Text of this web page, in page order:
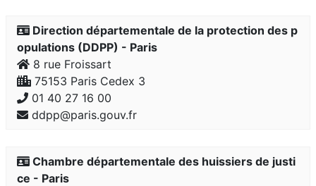
Direction départementale de la protection des p
opulations (DDPP) - Paris
8 rue Froissart
75153 Paris Cedex 3
01 40 27 16 00
ddpp@paris.gouv.fr
Chambre départementale des huissiers de justi
ce - Paris